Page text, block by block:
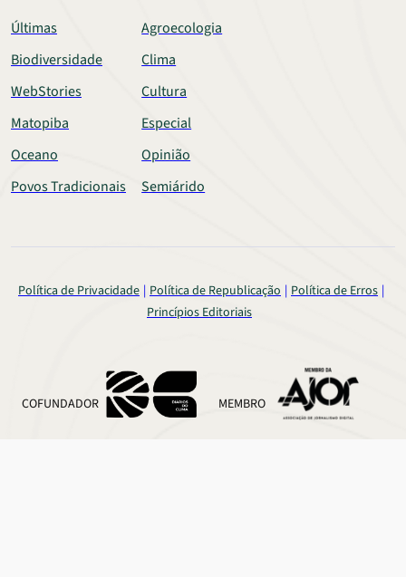
Últimas
Agroecologia
Biodiversidade
Clima
WebStories
Cultura
Matopiba
Especial
Oceano
Opinião
Povos Tradicionais
Semiárido
Política de Privacidade Política de Republicação Política de Erros
Princípios Editoriais
COFUNDADOR MEMBRO